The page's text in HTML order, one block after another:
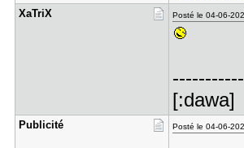
XaTriX Posté le 04-06-
[:dawa]
Publicité Posté le 04-06-